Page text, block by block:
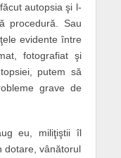
autopsia şi l-
procedură. Sau
evidente între
fotografiat şi
putem să
grave de
eu, miliţiştii îl
dotare, vânătorul